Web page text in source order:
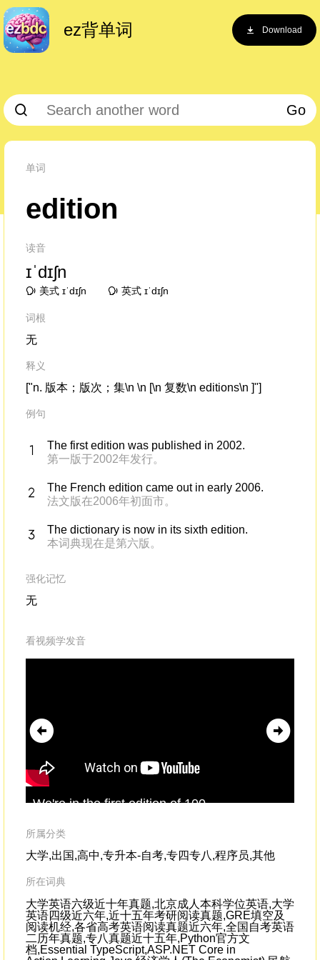
ez背单词 Download
Go
单词
edition
读音
ɪˈdɪʃn
美式 ɪˈdɪʃn 英式 ɪˈdɪʃn
词根
无
释义
["n. 版本；版次；集\n \n [\n 复数\n editions\n ]"]
例句
The first edition was published in 2002.
第一版于2002年发行。
The French edition came out in early 2006.
法文版在2006年初面市。
The dictionary is now in its sixth edition.
本词典现在是第六版。
强化记忆
无
看视频学发音
We're in the first edition of 100
soon.I'd like to get it into more of a metro
hub,
所属分类
大学,出国,高中,专升本-自考,专四专八,程序员,其他
所在词典
大学英语六级近十年真题,北京成人本科学位英语,大学
英语四级近六年,近十五年考研阅读真题,GRE填空及
阅读机经,各省高考英语阅读真题近六年,全国自考英语
二历年真题,专八真题近十五年,Python官方文
档,Essential TypeScript,ASP.NET Core in